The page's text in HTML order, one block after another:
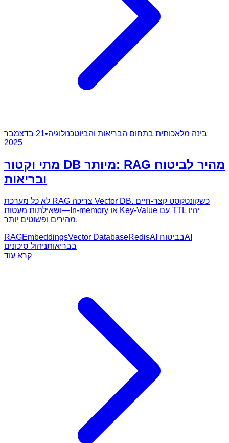
בינה מלאכותית בתחום הבריאות והביוטכנולוגיה•
21 בדצמבר
2025
מתי וקטור DB מיותר: RAG מהיר לביטוח
ובריאות
לא כל מערכת RAG צריכה Vector DB. כשקונטקסט קצר-חיים
ושאילתות מעטות—In-memory או Key-Value עם TTL יהיו
מהירים ופשוטים יותר.
RAGEmbeddingsVector DatabaseRedis AI בביטוחAI
בבריאותניהול סיכונים
קרא עוד